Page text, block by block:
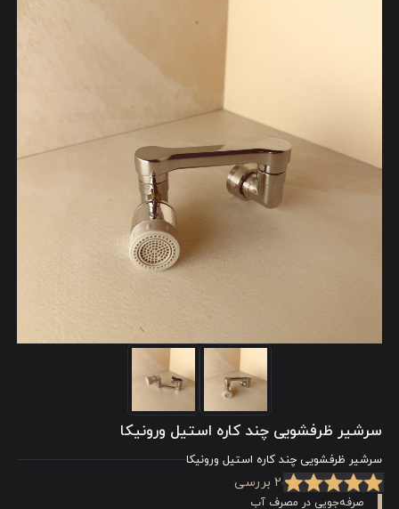
سرشیر ظرفشویی چند کاره استیل ورونیکا
سرشیر ظرفشویی چند کاره استیل ورونیکا
2 بررسی
صرفه‌جویی در مصرف آب